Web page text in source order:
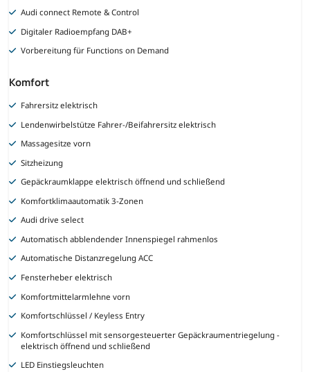
Audi connect Remote & Control
Digitaler Radioempfang DAB+
Vorbereitung für Functions on Demand
Komfort
Fahrersitz elektrisch
Lendenwirbelstütze Fahrer-/Beifahrersitz elektrisch
Massagesitze vorn
Sitzheizung
Gepäckraumklappe elektrisch öffnend und schließend
Komfortklimaautomatik 3-Zonen
Audi drive select
Automatisch abblendender Innenspiegel rahmenlos
Automatische Distanzregelung ACC
Fensterheber elektrisch
Komfortmittelarmlehne vorn
Komfortschlüssel / Keyless Entry
Komfortschlüssel mit sensorgesteuerter Gepäckraumentriegelung -
elektrisch öffnend und schließend
LED Einstiegsleuchten